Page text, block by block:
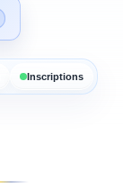
Inscriptions